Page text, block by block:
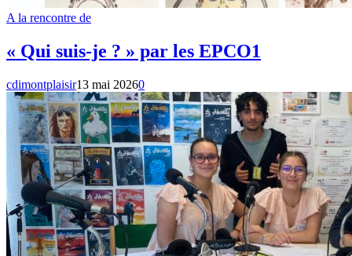
A la rencontre de
« Qui suis-je ? » par les EPCO1
cdimontplaisir13 mai 20260